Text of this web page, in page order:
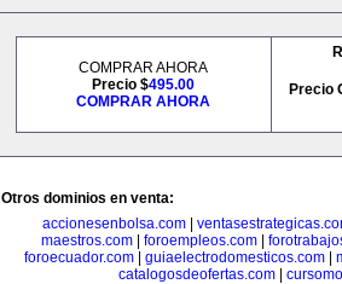
COMPRAR AHORA
Precio $495.00
COMPRAR AHORA
Precio
Otros dominios en venta:
accionesenbolsa.com|
maestros.com| foroempleos.com|
foroecuador.com| guiaelectrodomesticos.com|
catalogosdeofertas.com